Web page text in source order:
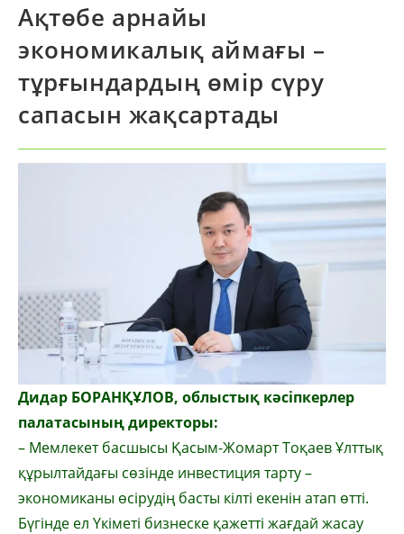
Ақтөбе арнайы
экономикалық аймағы –
тұрғындардың өмір сүру
сапасын жақсартады
Дидар БОРАНҚҰЛОВ, облыстық кәсіпкерлер
палатасының директоры:
– Мемлекет басшысы Қасым-Жомарт Тоқаев Ұлттық
құрылтайдағы сөзінде инвестиция тарту –
экономиканы өсірудің басты кілті екенін атап өтті.
Бүгінде ел Үкіметі бизнеске қажетті жағдай жасау